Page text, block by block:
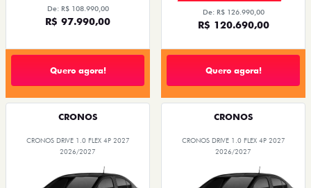
De: R$ 108.990,00
R$ 97.990,00
Quero agora!
De: R$ 126.990,00
R$ 120.690,00
Quero agora!
CRONOS
CRONOS DRIVE 1.0 FLEX 4P 2027
2026/2027
CRONOS
CRONOS DRIVE 1.0 FLEX 4P 2027
2026/2027